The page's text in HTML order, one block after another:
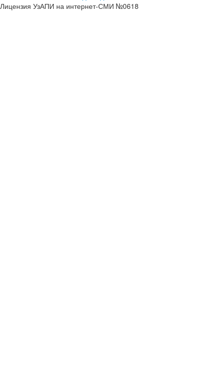
Лицензия УзАПИ на интернет-СМИ №0618